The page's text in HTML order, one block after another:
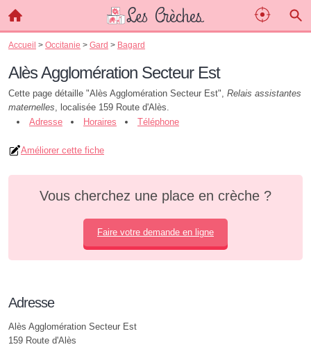
Accueil > Occitanie > Gard > Bagard
Alès Agglomération Secteur Est
Cette page détaille "Alès Agglomération Secteur Est", Relais assistantes
maternelles, localisée 159 Route d'Alès.
Adresse
Horaires Téléphone
Améliorer cette fiche
Vous cherchez une place en crèche ?
Faire votre demande en ligne
Adresse
Alès Agglomération Secteur Est
159 Route d'Alès